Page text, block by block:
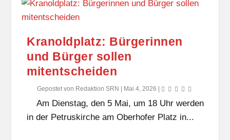
Kranoldplatz: Bürgerinnen
und Bürger sollen
mitentscheiden
Gepostet von Redaktion SRN Mai 4, 2026
Am Dienstag, den 5 Mai, um 18 Uhr werden
in der Petruskirche am Oberhofer Platz in...